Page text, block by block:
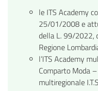
le ITS Academy
25/01/2008 e
della L. 99/2022,
Regione
l’ITS Academy
Comparto Moda
multiregionale